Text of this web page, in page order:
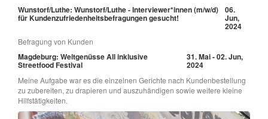
Wunstorf/Luthe: Wunstorf/Luthe - Interviewer*innen (m/w/d)
für Kundenzufriedenheitsbefragungen gesucht!
06.
Jun,
2024
Befragung von Kunden
Magdeburg: Weltgenüsse All inklusive
Streetfood Festival
31. Mai - 02. Jun,
2024
Meine Aufgabe war es die einzelnen Gerichte nach Kundenbestellung
zu zubereiten, zu drapieren und auszuhändigen sowie weitere kleine
Hilfstätigkeiten.